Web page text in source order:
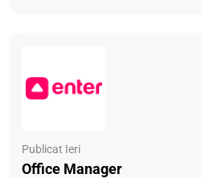
Publicat Ieri
Office Manager